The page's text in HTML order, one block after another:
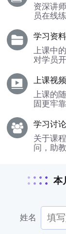
资深讲
员在线
学习资
上课中
对学员
上课视
上课的
固更牢靠
学习讨
关于课
问，助
本
姓名